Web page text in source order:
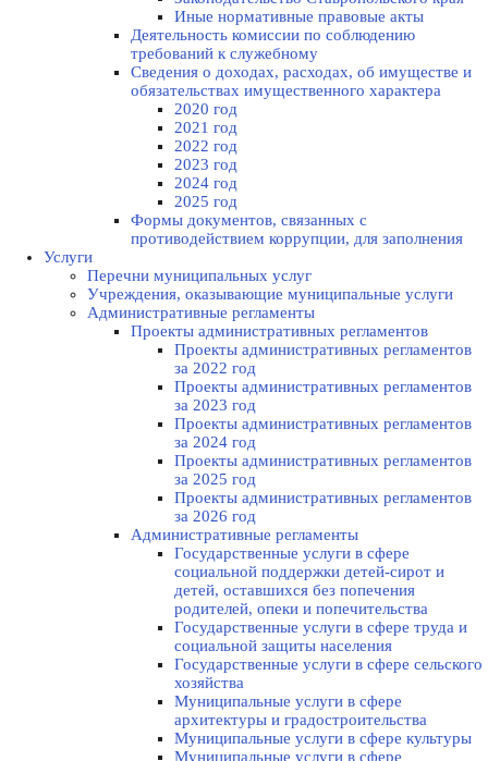
Иные нормативные правовые акты
Деятельность комиссии по соблюдению
требований к служебному
Сведения о доходах, расходах, об имуществе и
обязательствах имущественного характера
2020 год
2021 год
2022 год
2023 год
2024 год
2025 год
Формы документов, связанных с
противодействием коррупции, для заполнения
Услуги
Перечни муниципальных услуг
Учреждения, оказывающие муниципальные услуги
Административные регламенты
Проекты административных регламентов
Проекты административных регламентов
за 2022 год
Проекты административных регламентов
за 2023 год
Проекты административных регламентов
за 2024 год
Проекты административных регламентов
за 2025 год
Проекты административных регламентов
за 2026 год
Административные регламенты
Государственные услуги в сфере
социальной поддержки детей-сирот и
детей, оставшихся без попечения
родителей, опеки и попечительства
Государственные услуги в сфере труда и
социальной защиты населения
Государственные услуги в сфере сельского
хозяйства
Муниципальные услуги в сфере
архитектуры и градостроительства
Муниципальные услуги в сфере культуры
Муниципальные услуги в сфере